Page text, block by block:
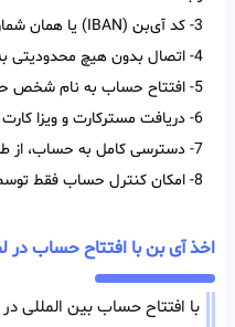
3- کد آی‌‌بن (IBAN) یا همان شماره‌ی حساب بین‌ المللی
4- اتصال بدون هیچ محدودیتی به شبکه‌ی سراسری SWIFT
5- افتتاح حساب به نام شخص حقیقی
6- دریافت مسترکارت و ویزا کارت به پشتوانه‌ی حساب بین المللی خود
7- دسترسی کامل به حساب، از طریق موبایل‌بانک
8- امکان کنترل حساب فقط توسط خود شخص.
اخذ آی بن با افتتاح حساب در
با افتتاح حساب بین المللی در